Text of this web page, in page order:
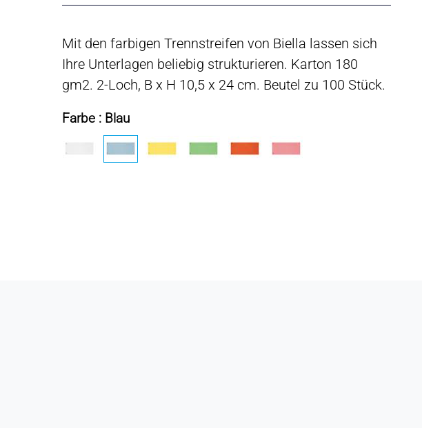
Mit den farbigen Trennstreifen von Biella lassen sich
Ihre Unterlagen beliebig strukturieren. Karton 180
gm2. 2-Loch, B x H 10,5 x 24 cm. Beutel zu 100 Stück.
Farbe : Blau